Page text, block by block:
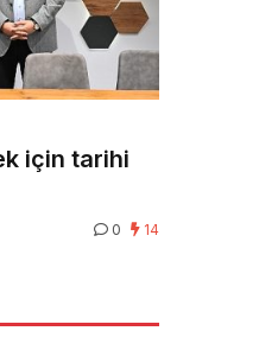
için tarihi
0 14